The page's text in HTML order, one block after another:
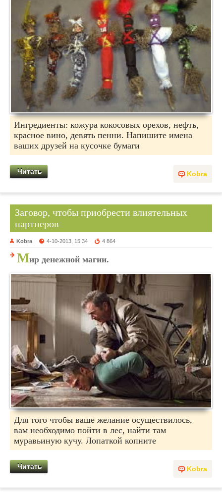
Ингредиенты: кожура кокосовых орехов, нефть,
красное вино, девять пенни. Напишите имена
ваших друзей на кусочке бумаги
Kobra
Читать
Заговор, чтобы приобрести влиятельных
партнеров
Kobra 4-10-2013, 15:34 4 864
Мир денежной магии.
Для того чтобы ваше желание осуществилось,
вам необходимо пойти в лес, найти там
муравьиную кучу. Лопаткой копните
Kobra
Читать